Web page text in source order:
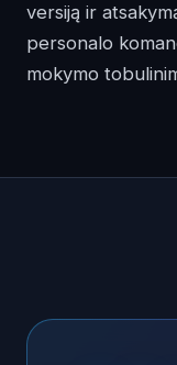
versiją ir
personalo
mokymo